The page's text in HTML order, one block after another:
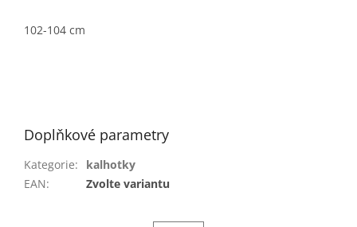
102-104 cm
Doplňkové parametry
Kategorie:
kalhotky
EAN: Zvolte variantu